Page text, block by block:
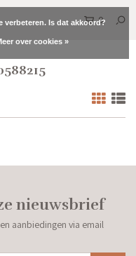
0
nieuwsbrief
aanbiedingen via email
verbeteren. Is dat akkoord?
over cookies »